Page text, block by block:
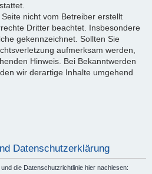
nicht vom Betreiber erstellt
Dritter beachtet. Insbesondere
gekennzeichnet. Sollten Sie
aufmerksam werden,
Hinweis. Bei Bekanntwerden
wir derartige Inhalte umgehend
Datenschutzerklärung
die Datenschutzrichtlinie hier nachlesen: